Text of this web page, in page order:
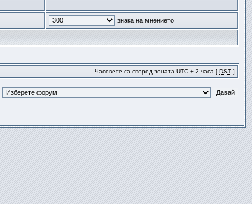
знака на мнението
Часовете са според зоната UTC + 2 часа [ DST ]